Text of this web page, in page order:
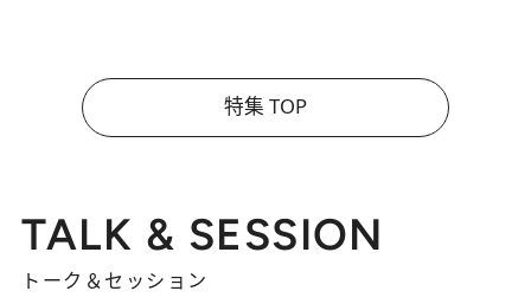
特集 TOP
TALK & SESSION
トーク＆セッション